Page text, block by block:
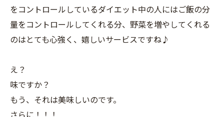
をコントロールしているダイエット中の人にはご飯の分
量をコントロールしてくれる分、野菜を増やしてくれる
のはとても心強く、嬉しいサービスですね♪
え？
味ですか？
もう、それは美味しいのです。